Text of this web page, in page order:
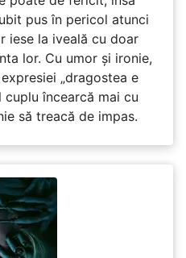
pus în pericol atunci
iese la iveală cu doar
lor. Cu umor și ironie,
„dragostea e
încearcă mai cu
să treacă de impas.